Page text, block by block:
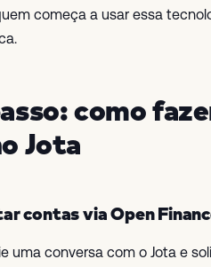
começa a usar essa
como
Jota
contas via Open
uma conversa com o Jota e